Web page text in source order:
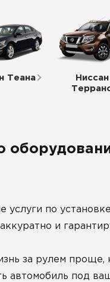
Теана
Ниссан
по
и
за рулем проще,
автомобиль под